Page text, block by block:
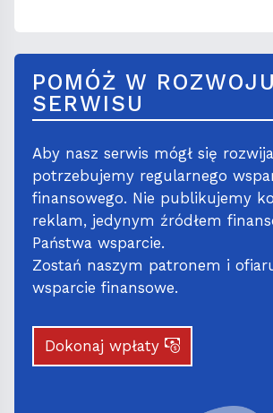
POMÓŻ W ROZWOJU
SERWISU
Aby nasz serwis mógł się
potrzebujemy regularnego
finansowego. Nie publikujemy
reklam, jedynym źródłem
Państwa wsparcie.
Zostań naszym patronem i
wsparcie finansowe.
Dokonaj wpłaty